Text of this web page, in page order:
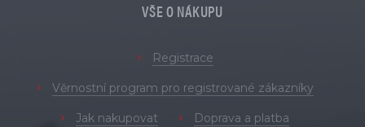
VŠE O NÁKUPU
Registrace
Věrnostní program pro registrované zákazníky
Jak nakupovat Doprava a platba